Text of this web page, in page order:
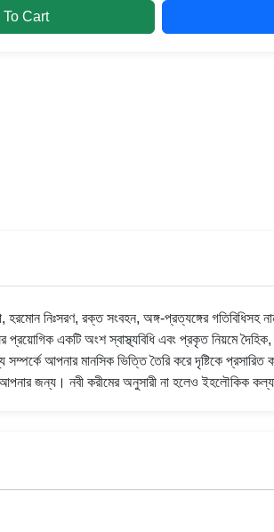
Cart
নিঃসরণ, রক্ত সংবহন, অঙ্গ-প্রত্যঙ্গের গতিবিধিসহ
প্রয়োগিক একটি অংশ স্বাস্থ্যবিধি এবং প্রকৃত নিয়মে
আপনার মানসিক ভিত্তি তৈরি করে দৃষ্টিকে
আপনার জন্য। নবী করীমের অনুসারী না হলেও ইহলৌকিক